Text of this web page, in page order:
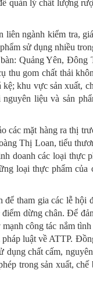
quản lý chất lượng
ngành kiểm tra,
sử dụng nhiều
Quảng Yên,
gom chất thải
khu vực sản xuất,
liệu và sản
các mặt hàng ra thị
Thị Loan, tiểu
doanh các loại thực
loại thực phẩm của
tham gia các lễ hội
dừng chân. Để
công tác nắm
luật về ATTP.
chất cấm,
trong sản xuất, chế